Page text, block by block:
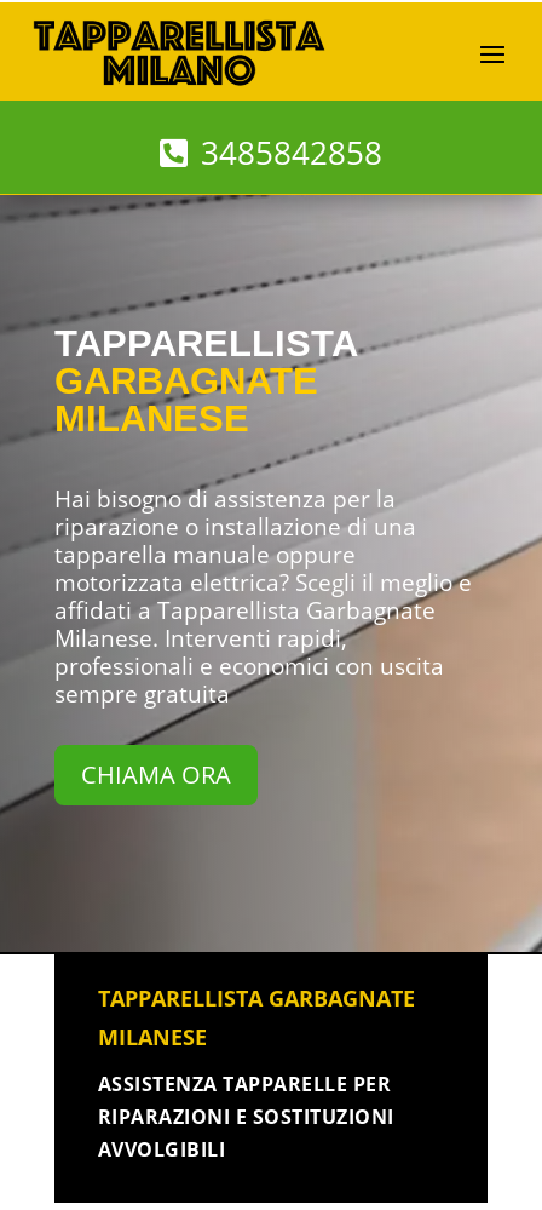
3485842858
TAPPARELLISTA
GARBAGNATE
MILANESE
Hai bisogno di assistenza per la
riparazione o installazione di una
tapparella manuale oppure
motorizzata elettrica? Scegli il meglio e
affidati a Tapparellista Garbagnate
Milanese. Interventi rapidi,
professionali e economici con uscita
sempre gratuita
CHIAMA ORA
TAPPARELLISTA GARBAGNATE
MILANESE
ASSISTENZA TAPPARELLE PER
RIPARAZIONI E SOSTITUZIONI
AVVOLGIBILI